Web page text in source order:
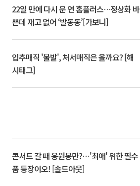
22일 만에 다시 문 연 홈플러스…정상화 바
쁜데 재고 없어 ‘발동동’[가보니]
입추매직 '불발', 처서매직은 올까요? [해
시태그]
콘서트 갈 때 응원봉만?⋯'최애' 위한 필수
품 등장이오! [솔드아웃]